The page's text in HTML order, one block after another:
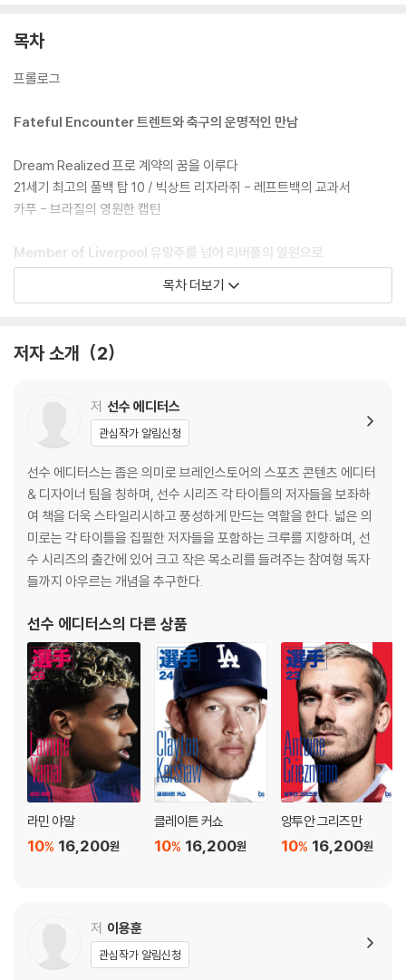
이후 축구 실력을 키우던 그는 리버풀 스카우트의 눈에 띄어 리버풀 아카
유소년 팀에서 주장을 맡을 정도로 빠르게 성장했으나 더 빠르게 1군에서
그 후 트렌트는 18세 이하 팀에서 본격적으로 라이트백 역할을 수행하며
다. 로저스 감독의 후임으로 위르겐 클롭이 온 것이다. 클롭은 자신의 팀을
꾸리며, 트렌트를 본격적으로 기용하기 시작했다. 트렌트는 데뷔 시즌에
좋은 모습을 보이며 자신을 증명하였고, 2경기를 출전하며 올해의 유망주
리버풀에 어울리는 풀백인지를 증명했다. 그리고 짧은 경험이었지만 잉글
랜드 대표팀에 뽑히며 자신의 능력을 인정받았다.
인지, 그리고 트렌트가 최고의 풀백인지 축구 팬들에게 각인시켰다. 이어
에 진출해 자신들이 유럽 최고의 팀이라는 것을 증명하였다. 그러나 리버
풀에게는 달성해야 하는 목표가 있었다. 리버풀의 마지막 리그 우승이 프
리미어리그가 출범하기도 전인 1990년이었다는 사실은, 올해 리버풀이
반드시 리그 우승을 이뤄야 하는 원동력이 되어주었다. 구단과 팬들의 숙
원을 풀겠다는 리버풀 선수들, 그리고 트렌트의 각오는 대단했고, 이 각오
는 시즌 초반의 압도적인 결과로 이어졌다. 그러면서 덩달아 트렌트의 평
가도 더욱 높아졌다. 가디언의 취재 기자는 21살의 어린 선수가 풀백 이상
의 활약을 보여준다며 찬사를 보내기도 하였다.
그가 중단될 위기에 처했다. 다른 축구 리그의 경우 구단들의 동의를 받아
리그를 중단하는 경우도 있었다. 다행스럽게도 프리미어리그는 리그를 속
행하기로 결단내렸다. 이는 선두를 달리던 리버풀이 2위인 맨시티에 무려
22점이나 앞서 있었기에 가능한 결단이었다. 팬들의 출입이 불가능해진
안필드에서 리버풀과 트렌트는 실전 감각을 유지하며 크리스탈 팰리스를
4-0으로 격파하였다. 그러면서 리버풀은 리그 우승을 확정 지었고, 비록
무관중 속 우승이었지만 팬들은 팀과 팀의 최고 유망주에게 아낌없는 찬사
를 보내주었다. 리버풀의 2021-22시즌은 정상에 오른 리버풀이 자신의
왕좌를 지키는 고된 여정이었다. 클롭 감독의 전술은 선수들에게 엄청난
활동량을 바탕으로 강한 압박을 요구했고, 팀의 핵심 선수들은 부상을 당
했으며, 여전히 코로나가 지속되어 팀의 전력을 100% 끌어올리는 것이 어
려운 상황이었다. 트렌트를 포함한 다른 선수들은 이러한 상황 속에도 최
해당 시즌을 마무리 지으며, 트렌트는 ‘누군가는 제 자리를 원하고 저와 같
은 수준이 되기 위해 저보다 더 열심히 노력할 텐데, 그렇다면 저도 제 자리
를 지키기 위해 싸우는 수밖에 없는 겁니다.”라며 각오를 다졌다. 마침내
목차
프롤로그
Fateful Encounter 트렌트와 축구의 운명적인 만남
Dream Realized 프로 계약의 꿈을 이루다
21세기 최고의 풀백 탑 10 / 빅상트 리자라쥐 - 레프트백의 교과서
카푸 - 브라질의 영원한 캡틴
Member of Liverpool 유망주를 넘어 리버풀의 일원으로
Beginning of a Legend 전설의 시작, 유럽 무대 정상에 오르다
Class Under Pressure 위기 속에서 증명한 클래스
마이콘 - 인테르의 전성기를 이끈 거인
다니 알베스 - 필드 전체를 누비는 연계 플레이
Last Flame 화려한 부활, ‘헤비메탈 축구’의 마지막 불꽃
Becoming Inverted 인버티드 풀백으로의 변신
필립 람 - 과르디올라가 인정한 최고의 천재
Liverpool & Jurgen Klopp 리버풀 2.0과 클롭의 라스트 댄스
New Beginning YOU’LL NEVER WALK ALONE
다니 카르바할 - 한계를 모르는 레알 마드리드의 아이콘
주앙 칸셀루 - 왼쪽과 오른쪽을 가리지 않는 재능
에필로그
목차 더보기
저자 소개 2
저 선수 에디터스
관심작가 알림신청
선수 에디터스는 좁은 의미로 브레인스토어의 스포츠 콘텐츠 에디터
& 디자이너 팀을 칭하며, 선수 시리즈 각 타이틀의 저자들을 보좌하
여 책을 더욱 스타일리시하고 풍성하게 만드는 역할을 한다. 넓은 의
미로는 각 타이틀을 집필한 저자들을 포함하는 크루를 지향하며, 선
수 시리즈의 출간에 있어 크고 작은 목소리를 들려주는 참여형 독자
들까지 아우르는 개념을 추구한다.
선수 에디터스의 다른 상품
라민 야말
16,200원
10%
클레이튼 커쇼
16,200원
10%
앙투안 그리즈만
16,200원
10%
저 이용훈
관심작가 알림신청